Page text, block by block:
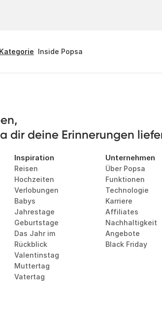
Kategorie Inside Popsa
dir deine Erinnerungen
Inspiration
Reisen
Hochzeiten
Verlobungen
Babys
Jahrestage
Geburtstage
Das Jahr im
Rückblick
Valentinstag
Muttertag
Vatertag
Unternehmen
Über Popsa
Funktionen
Technologie
Karriere
Affiliates
Nachhaltigkeit
Angebote
Black Friday